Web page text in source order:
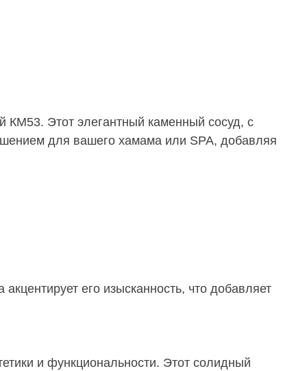
КМ53. Этот элегантный каменный сосуд, с
для вашего хамама или SPA, добавляя
его изысканность, что добавляет
и функциональности. Этот солидный